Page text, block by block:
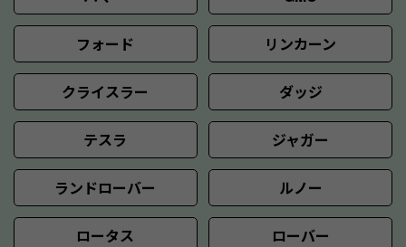
フォード リンカーン
クライスラー ダッジ
テスラ ジャガー
ランドローバー ルノー
ロータス ローバー